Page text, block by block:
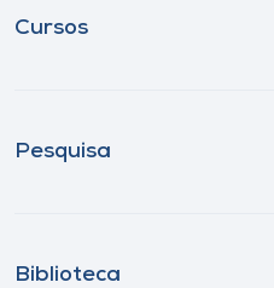
Cursos
Pesquisa
Biblioteca